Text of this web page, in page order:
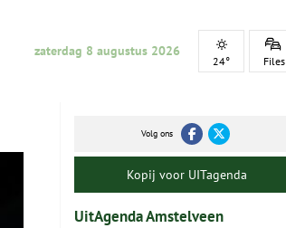
zaterdag 8 augustus 2026
24° Files
Volg ons
Kopij voor UITagenda
UitAgenda Amstelveen